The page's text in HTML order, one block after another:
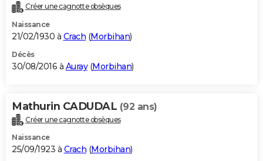
Créer une cagnotte obsèques
Naissance
21/02/1930 à Crach (Morbihan)
Décès
30/08/2016 à Auray(Morbihan)
Mathurin CADUDAL (92 ans)
Créer une cagnotte obsèques
Naissance
25/09/1923 à Crach (Morbihan)